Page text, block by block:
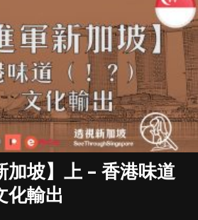
加坡】上 – 香港味道
化輸出